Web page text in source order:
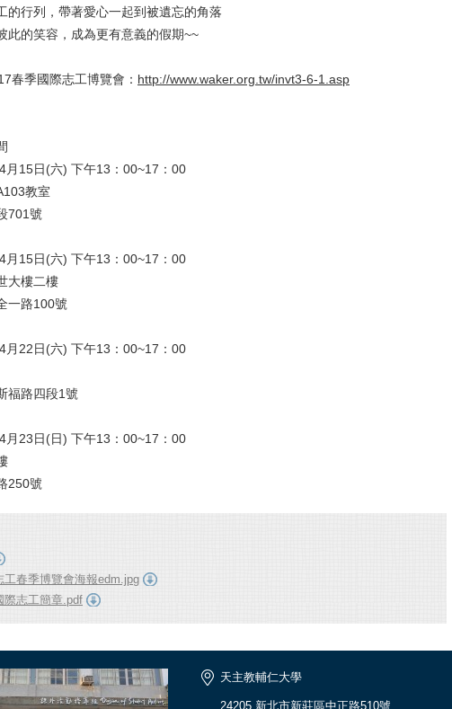
的行列，帶著愛心一起到被遺忘的角落
此的笑容，成為更有意義的假期~~
春季國際志工博覽會 ： http://www.waker.org.tw/invt3-6-1.asp
4月 15日(六) 下午13 ： 00~17 ： 00
教室
701號
4月 15日(六) 下午13 ： 00~17 ： 00
大樓二樓
一路100號
4月 22日(六) 下午13 ： 00~17 ： 00
福路四段1號
4月 23日(日) 下午13 ： 00~17 ： 00
250號
工春季博覽會海報edm.jpg
際志工簡章.pdf
天主教輔仁大學
24205 新北市新莊區中正路510號